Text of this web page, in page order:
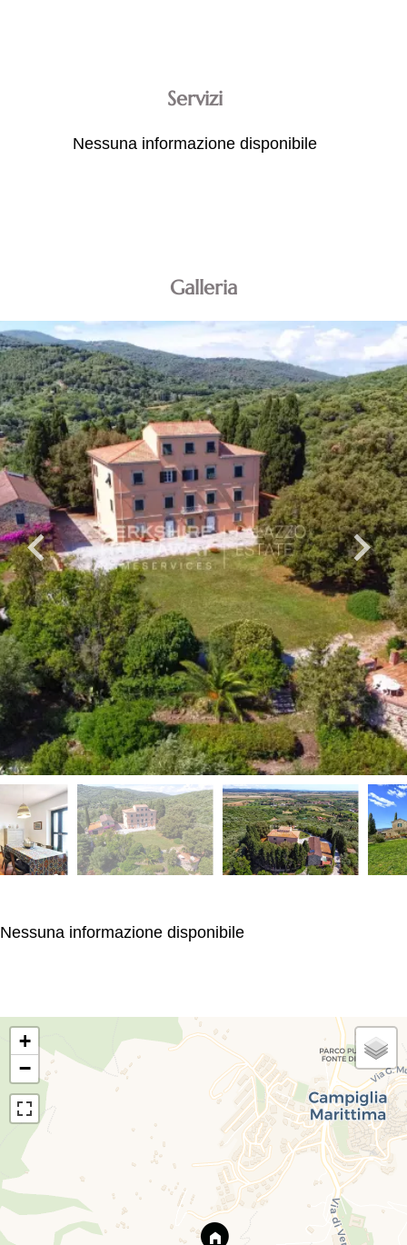
Servizi
Nessuna informazione disponibile
Galleria
Nessuna informazione disponibile
+
−